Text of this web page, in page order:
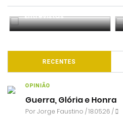
Entrevistas
RECENTES
OPINIÃO
Guerra, Glória e Honra
PorJorge Faustino / 18.05.26 /